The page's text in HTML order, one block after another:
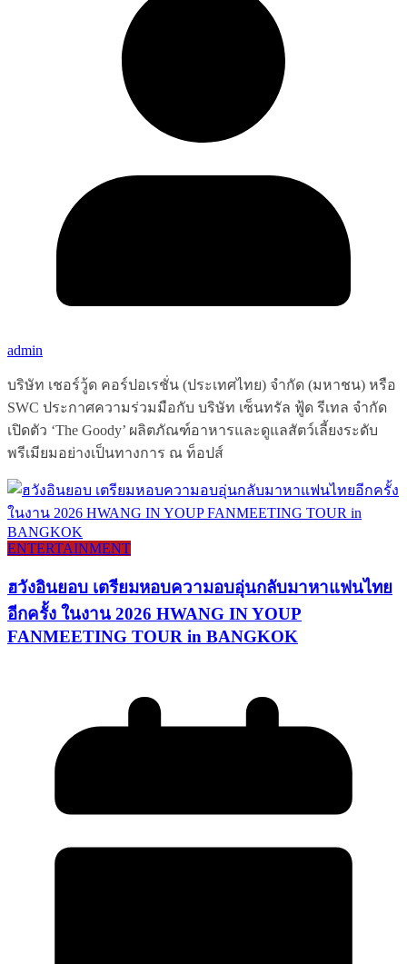
admin
บริษัท เชอร์วู้ด คอร์ปอเรชั่น (ประเทศไทย) จำกัด (มหาชน) หรือ
SWC ประกาศความร่วมมือกับ บริษัท เซ็นทรัล ฟู้ด รีเทล จำกัด
เปิดตัว ‘The Goody’ ผลิตภัณฑ์อาหารและดูแลสัตว์เลี้ยงระดับ
พรีเมียมอย่างเป็นทางการ ณ ท็อปส์
ENTERTAINMENT
ฮวังอินยอบ เตรียมหอบความอบอุ่นกลับมาหาแฟนไทย
อีกครั้ง ในงาน 2026 HWANG IN YOUP
FANMEETING TOUR in BANGKOK